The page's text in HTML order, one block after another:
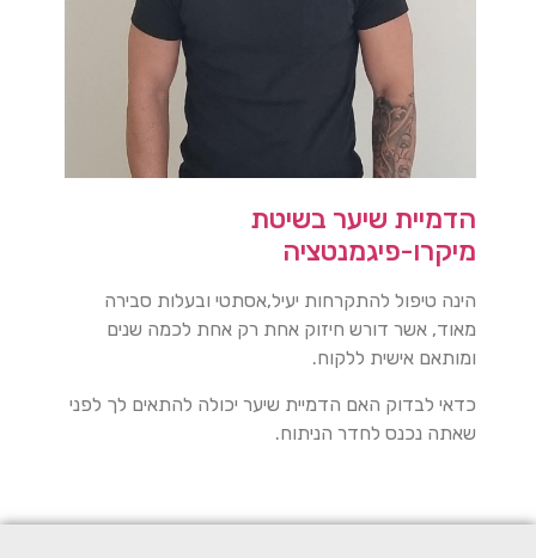
הדמיית שיער בשיטת
מיקרו-פיגמנטציה
הינה טיפול להתקרחות יעיל,אסתטי ובעלות סבירה
מאוד, אשר דורש חיזוק אחת רק אחת לכמה שנים
ומותאם אישית ללקוח.
כדאי לבדוק האם הדמיית שיער יכולה להתאים לך לפני
שאתה נכנס לחדר הניתוח.